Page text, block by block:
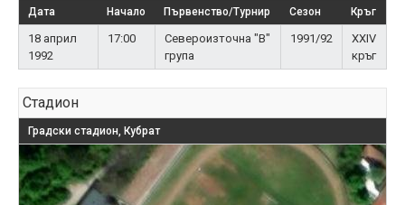
Дата Начало Първенство/Турнир Сезон Кръг
18 април
1992
17:00
Североизточна "В"
група
1991/92
XXIV
кръг
Стадион
Градски стадион, Кубрат